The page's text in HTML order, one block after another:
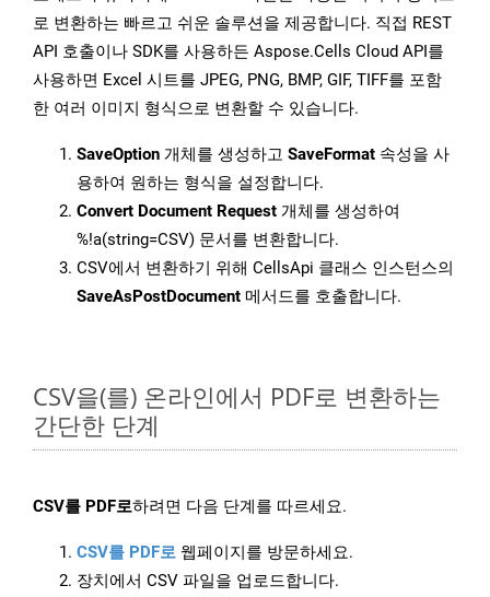
로 변환하는 빠르고 쉬운 솔루션을 제공합니다. 직접 REST
API 호출이나 SDK를 사용하든 Aspose.Cells Cloud API를
사용하면 Excel 시트를 JPEG, PNG, BMP, GIF, TIFF를 포함
한 여러 이미지 형식으로 변환할 수 있습니다.
SaveOption 개체를 생성하고 SaveFormat 속성을 사
용하여 원하는 형식을 설정합니다.
Convert Document Request 개체를 생성하여
%!a(string=CSV) 문서를 변환합니다.
CSV에서 변환하기 위해 CellsApi 클래스 인스턴스의
SaveAsPostDocument 메서드를 호출합니다.
CSV을(를) 온라인에서 PDF로 변환하는
간단한 단계
CSV를 PDF로하려면 다음 단계를 따르세요.
CSV를 PDF로 웹페이지를 방문하세요.
장치에서 CSV 파일을 업로드합니다.